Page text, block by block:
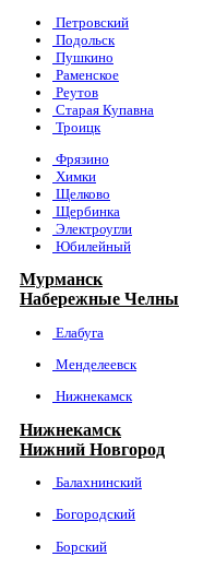
Петровский
Подольск
Пушкино
Раменское
Реутов
Старая Купавна
Троицк
Фрязино
Химки
Щелково
Щербинка
Электроугли
Юбилейный
Мурманск
Набережные Челны
Елабуга
Менделеевск
Нижнекамск
Нижнекамск
Нижний Новгород
Балахнинский
Богородский
Борский